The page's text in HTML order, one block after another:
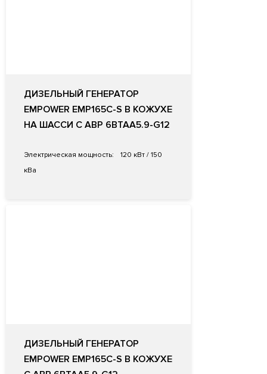
ДИЗЕЛЬНЫЙ ГЕНЕРАТОР
EMPOWER EMP165C-S В КОЖУХЕ
НА ШАССИ С АВР 6BTAA5.9-G12
Электрическая мощность:
120 кВт / 150
кВа
ДИЗЕЛЬНЫЙ ГЕНЕРАТОР
EMPOWER EMP165C-S В КОЖУХЕ